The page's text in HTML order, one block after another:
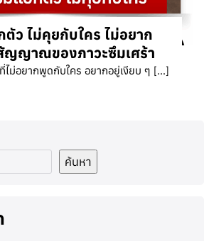
ว ไม่คุยกับใคร ไม่อยาก
ญญาณของภาวะซึมเศร้า
บางครั้งเราอาจมีวันที่ไม่อยากพูดกับใคร อยากอยู่เงียบ ๆ […]
ค้นหา